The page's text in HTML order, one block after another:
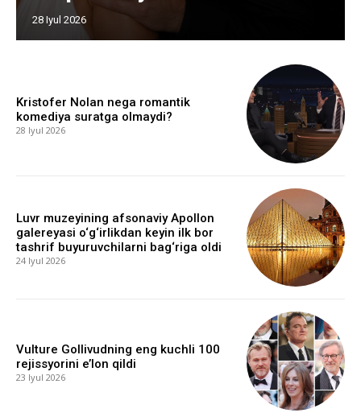
28 Iyul 2026
Kristofer Nolan nega romantik
komediya suratga olmaydi?
28 Iyul 2026
Luvr muzeyining afsonaviy Apollon
galereyasi o‘g‘irlikdan keyin ilk bor
tashrif buyuruvchilarni bag‘riga oldi
24 Iyul 2026
Vulture Gollivudning eng kuchli 100
rejissyorini e’lon qildi
23 Iyul 2026